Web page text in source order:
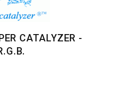
CATALYZER -